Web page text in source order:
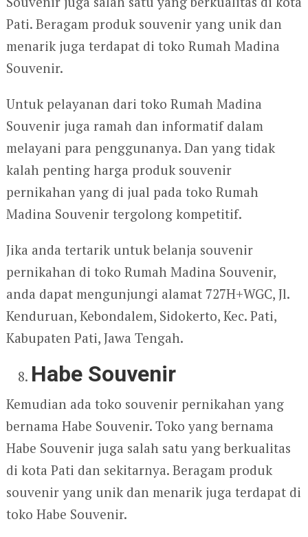
Pati. Beragam produk souvenir yang unik dan
menarik juga terdapat di toko Rumah Madina
Souvenir.
Untuk pelayanan dari toko Rumah Madina
Souvenir juga ramah dan informatif dalam
melayani para penggunanya. Dan yang tidak
kalah penting harga produk souvenir
pernikahan yang di jual pada toko Rumah
Madina Souvenir tergolong kompetitif.
Jika anda tertarik untuk belanja souvenir
pernikahan di toko Rumah Madina Souvenir,
anda dapat mengunjungi alamat 727H+WGC, Jl.
Kenduruan, Kebondalem, Sidokerto, Kec. Pati,
Kabupaten Pati, Jawa Tengah.
Habe Souvenir
Kemudian ada toko souvenir pernikahan yang
bernama Habe Souvenir. Toko yang bernama
Habe Souvenir juga salah satu yang berkualitas
di kota Pati dan sekitarnya. Beragam produk
souvenir yang unik dan menarik juga terdapat di
toko Habe Souvenir.